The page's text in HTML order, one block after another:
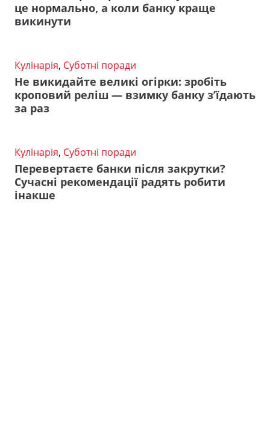
це нормально, а коли банку краще
викинути
Кулінарія, Суботні поради
Не викидайте великі огірки: зробіть
кроповий реліш — взимку банку з’їдають
за раз
Кулінарія, Суботні поради
Перевертаєте банки після закрутки?
Сучасні рекомендації радять робити
інакше